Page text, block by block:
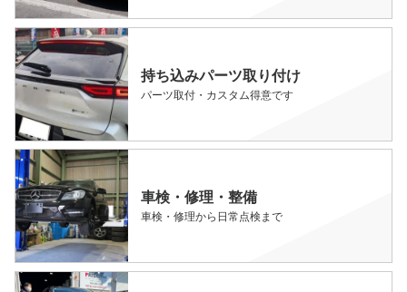
持ち込みパーツ取り付け
パーツ取付・カスタム得意です
車検・修理・整備
車検・修理から日常点検まで